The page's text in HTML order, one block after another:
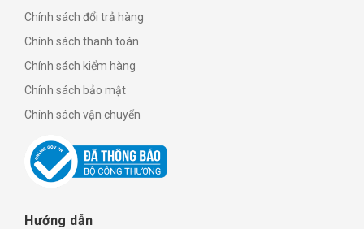
Chính sách đổi trả hàng
Chính sách thanh toán
Chính sách kiểm hàng
Chính sách bảo mật
Chính sách vận chuyển
Hướng dẫn